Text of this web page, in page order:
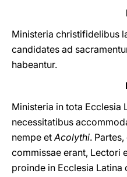
Ministeria christifidelibus
candidates ad
habeantur.
Ministeria in tota Ecclesia
necessitatibus
nempe etAcolythi.
commissae erant, Lectori
proinde in Ecclesia